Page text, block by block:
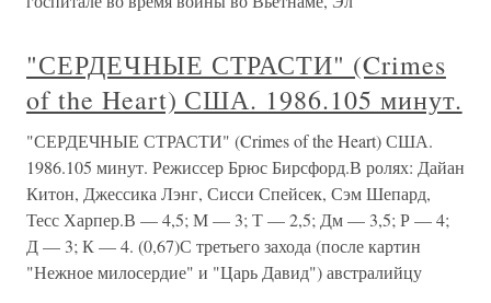
"СЕРДЕЧНЫЕ СТРАСТИ" (Crimes
of the Heart) США. 1986.105 минут.
"СЕРДЕЧНЫЕ СТРАСТИ" (Crimes of the Heart) США.
1986.105 минут. Режиссер Брюс Бирсфорд.В ролях: Дайан
Китон, Джессика Лэнг, Сисси Спейсек, Сэм Шепард,
Тесс Харпер.В — 4,5; М — 3; Т — 2,5; Дм — 3,5; Р — 4;
Д — 3; К — 4. (0,67)С третьего захода (после картин
"Нежное милосердие" и "Царь Давид") австралийцу